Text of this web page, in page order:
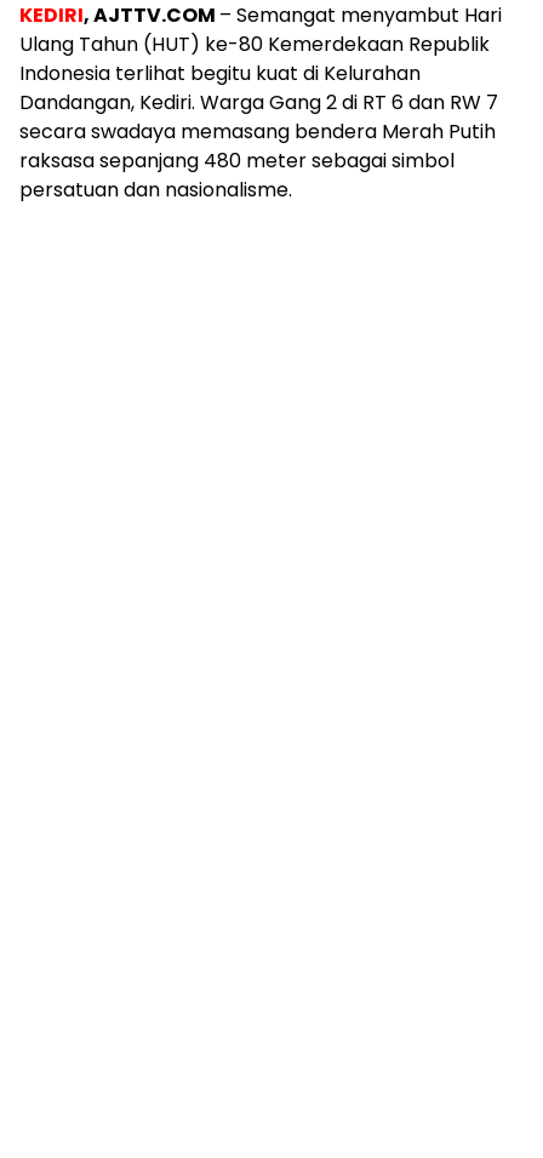
KEDIRI, AJTTV.COM – Semangat menyambut Hari
Ulang Tahun (HUT) ke-80 Kemerdekaan Republik
Indonesia terlihat begitu kuat di Kelurahan
Dandangan, Kediri. Warga Gang 2 di RT 6 dan RW 7
secara swadaya memasang bendera Merah Putih
raksasa sepanjang 480 meter sebagai simbol
persatuan dan nasionalisme.